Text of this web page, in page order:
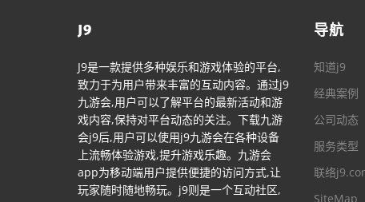
J9
J9是一款提供多种娱乐和游戏体验的平台,
致力于为用户带来丰富的互动内容。通过j9
九游会,用户可以了解平台的最新活动和游
戏内容,保持对平台动态的关注。下载九游
会j9后,用户可以使用j9九游会在各种设备
上流畅体验游戏,提升游戏乐趣。九游会
app为移动端用户提供便捷的访问方式,让
玩家随时随地畅玩。j9则是一个互动社区,
导航
知道j9
经典案例
公司动态
服务类型
联络
SiteMap